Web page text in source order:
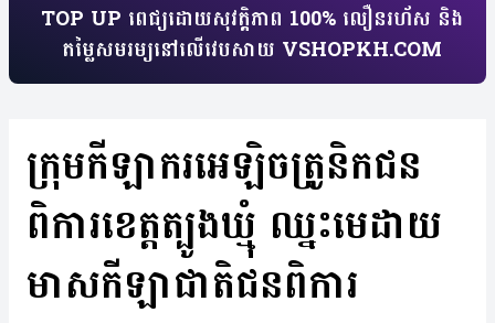
TOP UP ពេជ្យដោយសុវត្តិភាព 100% លឿនរហ័ស​ និង
តម្លៃសមរម្យ​​នៅលើវេបសាយ​ VSHOPKH.COM
ក្រុម​កីឡាករ​អេឡិចត្រូនិក​ជន​
ពិការ​ខេត្ត​ត្បូង​ឃ្មុំ ឈ្នះ​មេដាយ​
មាស​កីឡា​ជាតិជន​ពិការ